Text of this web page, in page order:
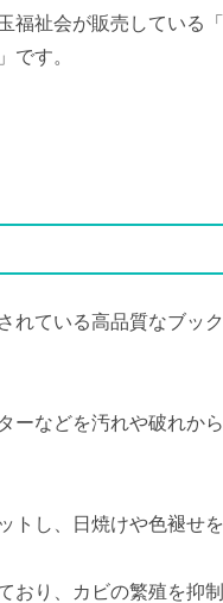
福祉会が販売している
です。
れている高品質なブッ
ーなどを汚れや破れか
トし、日焼けや色褪せを
おり、カビの繁殖を抑制